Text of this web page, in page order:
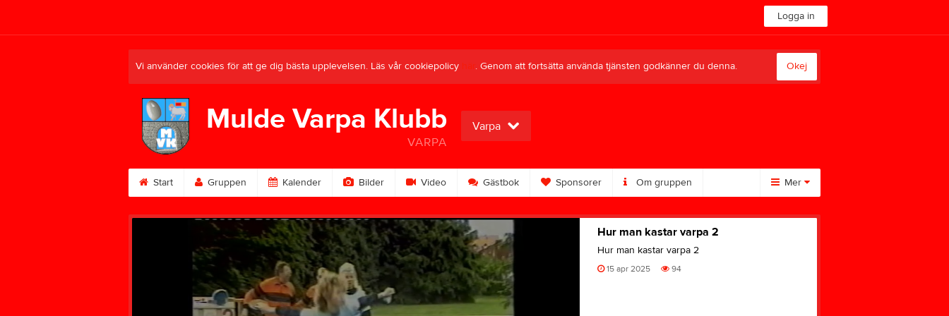
Logga in
Vi använder cookies för att ge dig bästa upplevelsen. Läs vår cookiepolicy här. Genom att fortsätta använda tjänsten godkänner du denna. Okej
Mulde Varpa Klubb
VARPA
Varpa
Start Gruppen Kalender Bilder Video Gästbok Sponsorer Om gruppen Mer
Hur man kastar varpa 2
Hur man kastar varpa 2
15 apr 2025 94